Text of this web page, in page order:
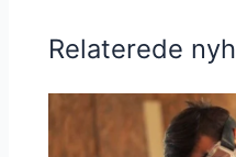
Relaterede